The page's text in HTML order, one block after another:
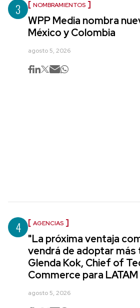
3 NOMBRAMIENTOS
WPP Media nombra
México y Colombia
agosto 5, 2026
4 AGENCIAS
"La próxima ventaja
vendrá de adoptar más
Glenda Kok, Chief of
Commerce para
agosto 5, 2026